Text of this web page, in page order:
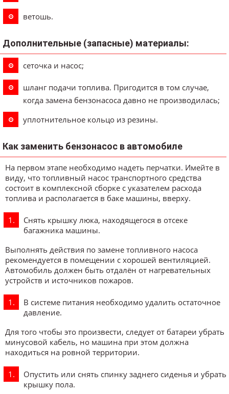
ветошь.
Дополнительные (запасные) материалы:
сеточка и насос;
шланг подачи топлива. Пригодится в том случае,
когда замена бензонасоса давно не производилась;
уплотнительное кольцо из резины.
Как заменить бензонасос в автомобиле
На первом этапе необходимо надеть перчатки. Имейте в
виду, что топливный насос транспортного средства
состоит в комплексной сборке с указателем расхода
топлива и располагается в баке машины, вверху.
Снять крышку люка, находящегося в отсеке
багажника машины.
Выполнять действия по замене топливного насоса
рекомендуется в помещении с хорошей вентиляцией.
Автомобиль должен быть отдалён от нагревательных
устройств и источников пожаров.
В системе питания необходимо удалить остаточное
давление.
Для того чтобы это произвести, следует от батареи убрать
минусовой кабель, но машина при этом должна
находиться на ровной территории.
Опустить или снять спинку заднего сиденья и убрать
крышку пола.